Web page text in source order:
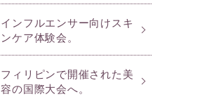
インフルエンサー向けスキ
ンケア体験会。
フィリピンで開催された美
容の国際大会へ。